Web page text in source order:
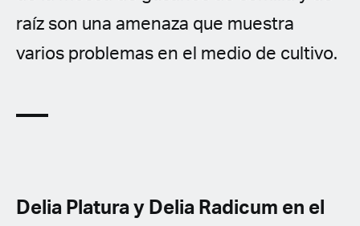
raíz son una amenaza que muestra
varios problemas en el medio de cultivo.
Delia Platura y Delia Radicum en el